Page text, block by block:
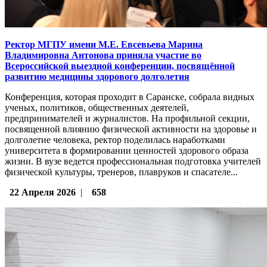
Ректор МГПУ имени М.Е. Евсевьева Марина
Владимировна Антонова приняла участие во
Всероссийской выездной конференции, посвящённой
развитию медицины здорового долголетия
Конференция, которая проходит в Саранске, собрала видных
ученых, политиков, общественных деятелей,
предпринимателей и журналистов. На профильной секции,
посвященной влиянию физической активности на здоровье и
долголетие человека, ректор поделилась наработками
университета в формировании ценностей здорового образа
жизни. В вузе ведется профессиональная подготовка учителей
физической культуры, тренеров, плавруков и спасателе...
22 Апреля 2026 | 658